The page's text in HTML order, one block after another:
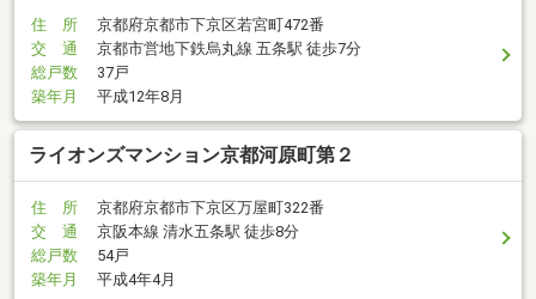
住 所
京都府京都市下京区若宮町472番
交 通
京都市営地下鉄烏丸線 五条駅 徒歩7分
総戸数
37戸
築年月
平成12年8月
ライオンズマンション京都河原町第２
住 所
京都府京都市下京区万屋町322番
交 通
京阪本線 清水五条駅 徒歩8分
総戸数
54戸
築年月
平成4年4月